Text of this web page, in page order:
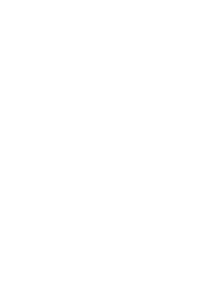
war der
den
Videos,